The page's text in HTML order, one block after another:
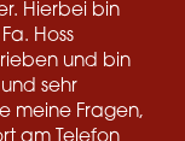
Hierbei bin
Hoss
und bin
sehr
meine Fragen,